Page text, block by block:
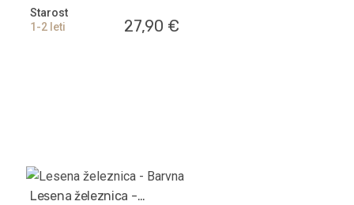
Starost
1-2 leti
27,90 €
Lesena železnica -